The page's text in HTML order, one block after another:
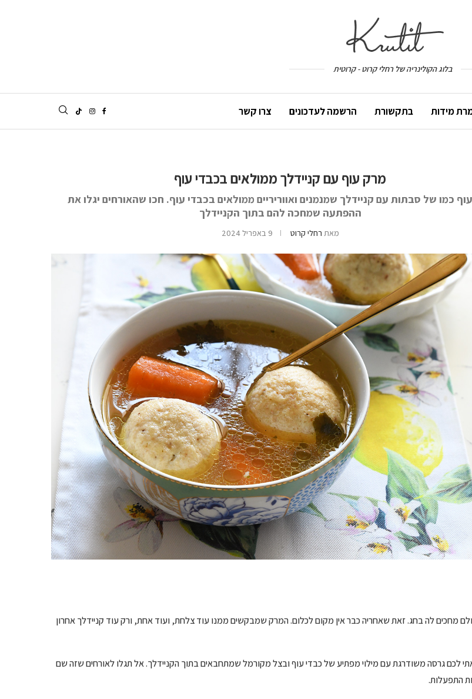
בלוג הקולינריה של רחלי קרוט - קרוטית
מידות בתקשורת הרשמה לעדכונים צרו קשר
מרק עוף עם קניידלך ממולאים בכבדי עוף
כמו של סבתות עם קניידלך שמנמנים ואווריריים ממולאים בכבדי עוף. חכו שהאורחים יגלו את
ההפתעה שמחכה להם בתוך הקניידלך
מאת רחלי קרוט 9 באפריל 2024
מחכים לה בחג. זאת שאחריה כבר אין מקום לכלום. המרק שמבקשים ממנו עוד צלחת, ועוד אחת, ורק עוד קניידלך אחרון
לכם גרסה משודרגת עם מילוי מפתיע של כבדי עוף ובצל מקורמל שמתחבאים בתוך הקניידלך. אל תגלו לאורחים שזה שם
התפעלות.